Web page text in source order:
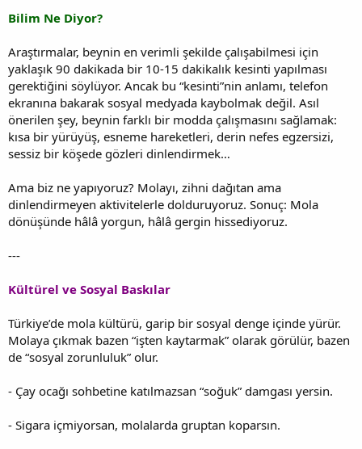
Bilim Ne Diyor?
Araştırmalar, beynin en verimli şekilde çalışabilmesi için
yaklaşık 90 dakikada bir 10-15 dakikalık kesinti yapılması
gerektiğini söylüyor. Ancak bu “kesinti”nin anlamı, telefon
ekranına bakarak sosyal medyada kaybolmak değil. Asıl
önerilen şey, beynin farklı bir modda çalışmasını sağlamak:
kısa bir yürüyüş, esneme hareketleri, derin nefes egzersizi,
sessiz bir köşede gözleri dinlendirmek…
Ama biz ne yapıyoruz? Molayı, zihni dağıtan ama
dinlendirmeyen aktivitelerle dolduruyoruz. Sonuç: Mola
dönüşünde hâlâ yorgun, hâlâ gergin hissediyoruz.
---
Kültürel ve Sosyal Baskılar
Türkiye’de mola kültürü, garip bir sosyal denge içinde yürür.
Molaya çıkmak bazen “işten kaytarmak” olarak görülür, bazen
de “sosyal zorunluluk” olur.
- Çay ocağı sohbetine katılmazsan “soğuk” damgası yersin.
- Sigara içmiyorsan, molalarda gruptan koparsın.